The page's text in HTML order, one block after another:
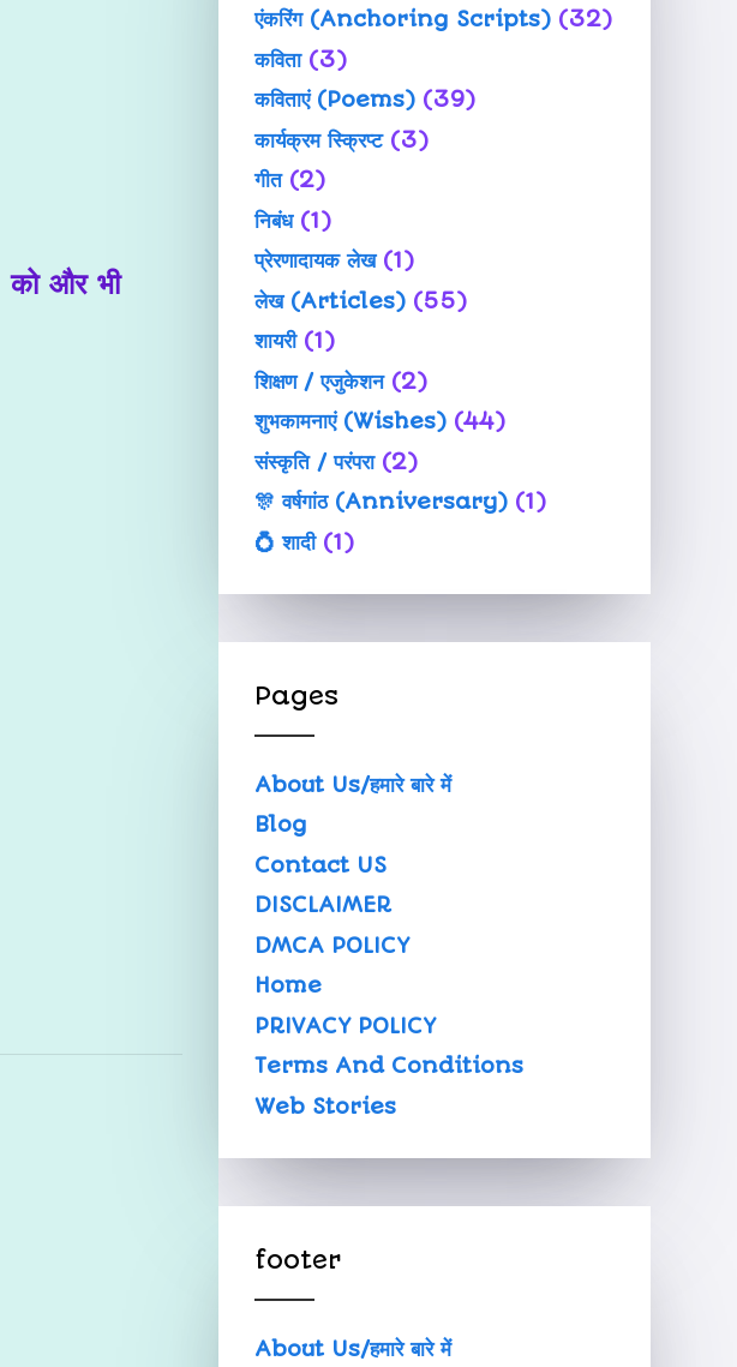
को और भी
एंकरिंग (Anchoring Scripts) (32)
कविता(3)
कविताएं (Poems) (39)
कार्यक्रम स्क्रिप्ट(3)
गीत(2)
निबंध(1)
प्रेरणादायक लेख(1)
लेख (Articles) (55)
शायरी(1)
शिक्षण / एजुकेशन(2)
शुभकामनाएं (Wishes) (44)
संस्कृति / परंपरा(2)
🎊 वर्षगांठ (Anniversary) (1)
💍 शादी(1)
Pages
About Us/हमारे बारे में
Blog
Contact US
DISCLAIMER
DMCA POLICY
Home
PRIVACY POLICY
Terms And Conditions
Web Stories
footer
About Us/हमारे बारे में